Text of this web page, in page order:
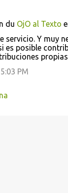
du OjO al Texto
servicio. Y muy
es posible
PM